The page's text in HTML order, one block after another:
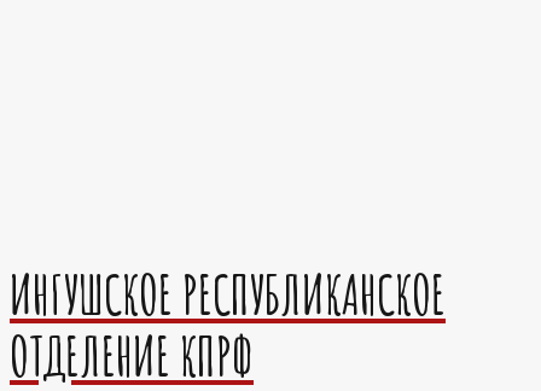
ИНГУШСКОЕ РЕСПУБЛИКАНСКОЕ
ОТДЕЛЕНИЕ КПРФ